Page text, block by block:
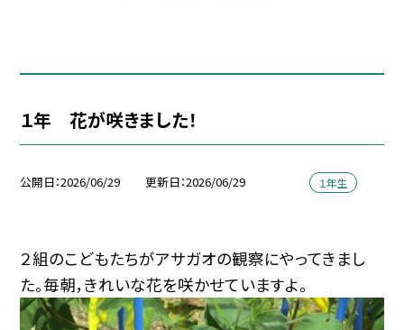
１年 花が咲きました！
公開日 2026/06/29 更新日 2026/06/29 １年生
２組のこどもたちがアサガオの観察にやってきまし
た。毎朝，きれいな花を咲かせていますよ。